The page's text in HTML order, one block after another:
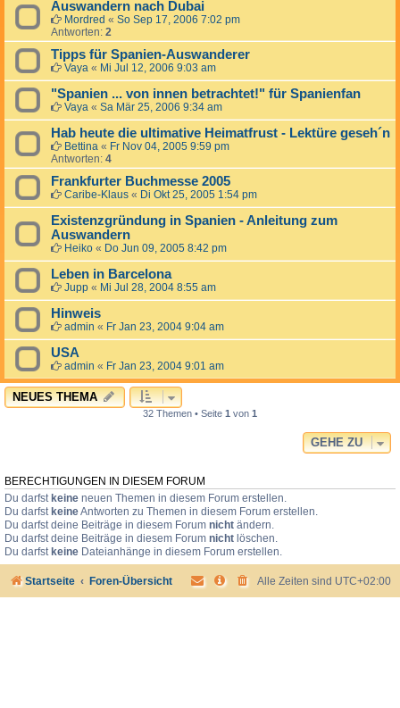
Auswandern nach Dubai
Mordred « So Sep 17, 2006 7:02 pm
Antworten: 2
Tipps für Spanien-Auswanderer
Vaya « Mi Jul 12, 2006 9:03 am
"Spanien ... von innen betrachtet!" für Spanienfan
Vaya « Sa Mär 25, 2006 9:34 am
Hab heute die ultimative Heimatfrust - Lektüre geseh´n
Bettina « Fr Nov 04, 2005 9:59 pm
Antworten: 4
Frankfurter Buchmesse 2005
Caribe-Klaus « Di Okt 25, 2005 1:54 pm
Existenzgründung in Spanien - Anleitung zum
Auswandern
Heiko « Do Jun 09, 2005 8:42 pm
Leben in Barcelona
Jupp « Mi Jul 28, 2004 8:55 am
Hinweis
admin « Fr Jan 23, 2004 9:04 am
USA
admin « Fr Jan 23, 2004 9:01 am
NEUES THEMA
32 Themen • Seite 1 von 1
GEHE ZU
BERECHTIGUNGEN IN DIESEM FORUM
Du darfst keine neuen Themen in diesem Forum erstellen.
Du darfst keineAntworten zu Themen in diesem Forum erstellen.
Du darfst deine Beiträge in diesem Forum nicht ändern.
Du darfst deine Beiträge in diesem Forum nicht löschen.
Du darfst keine Dateianhänge in diesem Forum erstellen.
Startseite Foren-Übersicht Alle Zeiten sind UTC+02:00